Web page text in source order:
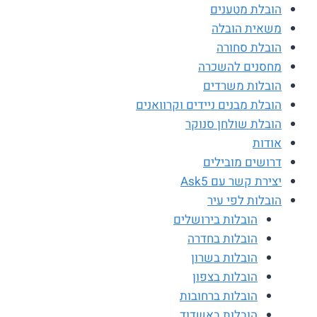
הובלת מטענים
משאית הובלה
הובלת סחורה
מחסנים להשכרה
הובלות משרדים
הובלת מבנים ניידים וקרוואנים
הובלת שולחן סנוקר
אודות
דרושים מובילים
יצירת קשר עם Ask5
הובלות לפי עיר
הובלות בירושלים
הובלות בחדרה
הובלות בשרון
הובלות בצפון
הובלות ברחובות